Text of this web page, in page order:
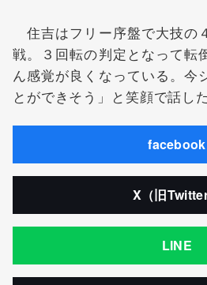
住吉はフリー序盤で大技の
戦。３回転の判定となって転
ん感覚が良くなっている。今
とができそう」と笑顔で話した
facebook
X（旧Twitter
LINE